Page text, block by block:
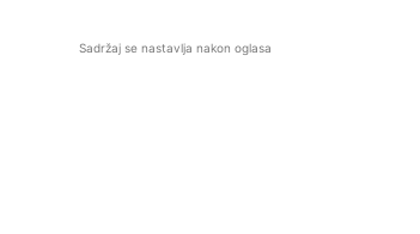
Sadržaj se nastavlja nakon oglasa